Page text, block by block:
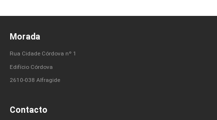
Morada
Rua Cidade Córdova nº 1
Edifício Córdova
2610-038 Alfragide
Contacto